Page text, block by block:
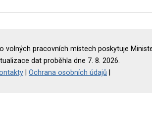
volných pracovních místech poskytuje
dat proběhla dne 7. 8. 2026.
Ochrana osobních údajů